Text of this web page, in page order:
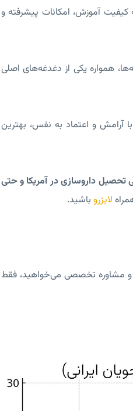
آموزش، امکانات پیشرفته و
همواره یکی از دغدغه‌های اصلی
آرامش و اعتماد به نفس، بهترین
تحصیل داروسازی در آمریکا و حتی
لایزرو باشید.
و مشاوره تخصصی می‌خواهید، فقط